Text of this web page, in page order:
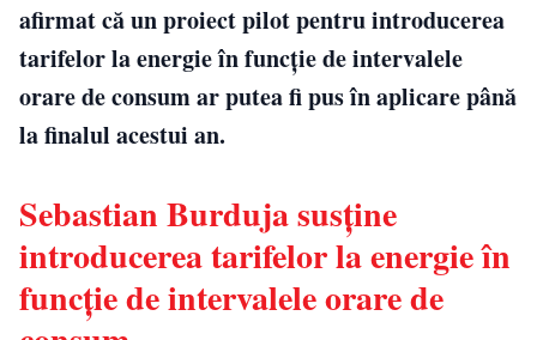
afirmat că un proiect pilot pentru introducerea
tarifelor la energie în funcție de intervalele
orare de consum ar putea fi pus în aplicare până
la finalul acestui an.
Sebastian Burduja susține
introducerea tarifelor la energie în
funcție de intervalele orare de